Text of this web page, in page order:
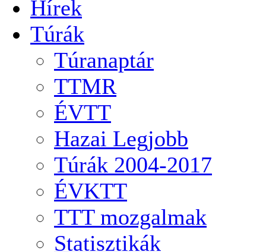
Hírek
Túrák
Túranaptár
TTMR
ÉVTT
Hazai Legjobb
Túrák 2004-2017
ÉVKTT
TTT mozgalmak
Statisztikák